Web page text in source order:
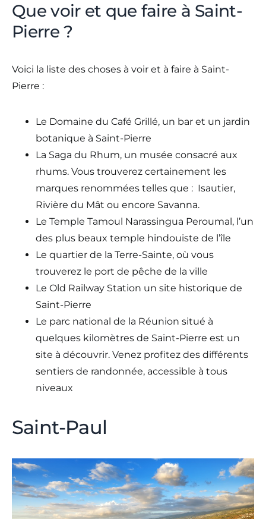
Que voir et que faire à Saint-
Pierre ?
Voici la liste des choses à voir et à faire à Saint-
Pierre :
Le Domaine du Café Grillé, un bar et un jardin
botanique à Saint-Pierre
La Saga du Rhum, un musée consacré aux
rhums. Vous trouverez certainement les
marques renommées telles que : Isautier,
Rivière du Mât ou encore Savanna.
Le Temple Tamoul Narassingua Peroumal, l’un
des plus beaux temple hindouiste de l’île
Le quartier de la Terre-Sainte, où vous
trouverez le port de pêche de la ville
Le Old Railway Station un site historique de
Saint-Pierre
Le parc national de la Réunion situé à
quelques kilomètres de Saint-Pierre est un
site à découvrir. Venez profitez des différents
sentiers de randonnée, accessible à tous
niveaux
Saint-Paul